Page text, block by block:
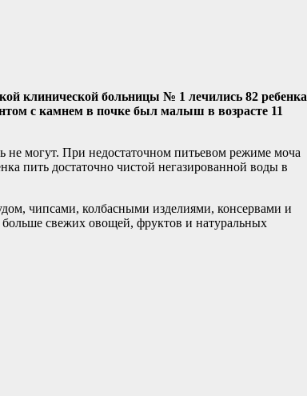
клинической больницы № 1 лечились 82 ребенка
с камнем в почке был малыш в возрасте 11
не могут. При недостаточном питьевом режиме моча
пить достаточно чистой негазированной воды в
чипсами, колбасными изделиями, консервами и
свежих овощей, фруктов и натуральных